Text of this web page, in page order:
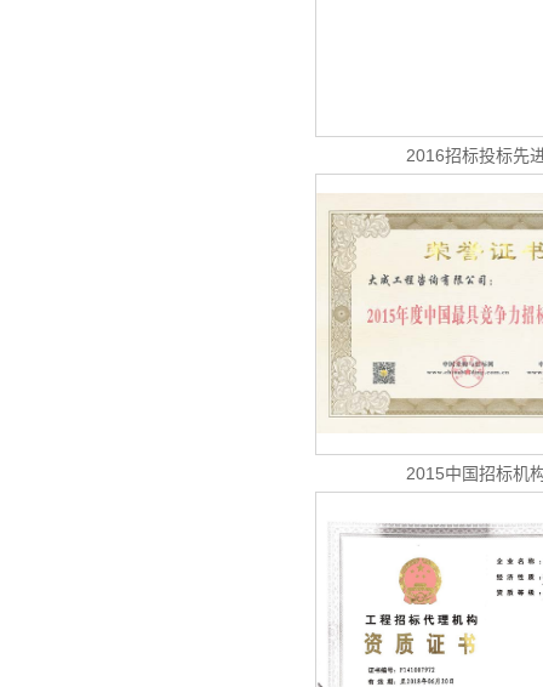
2016招标投标先
2015中国招标机